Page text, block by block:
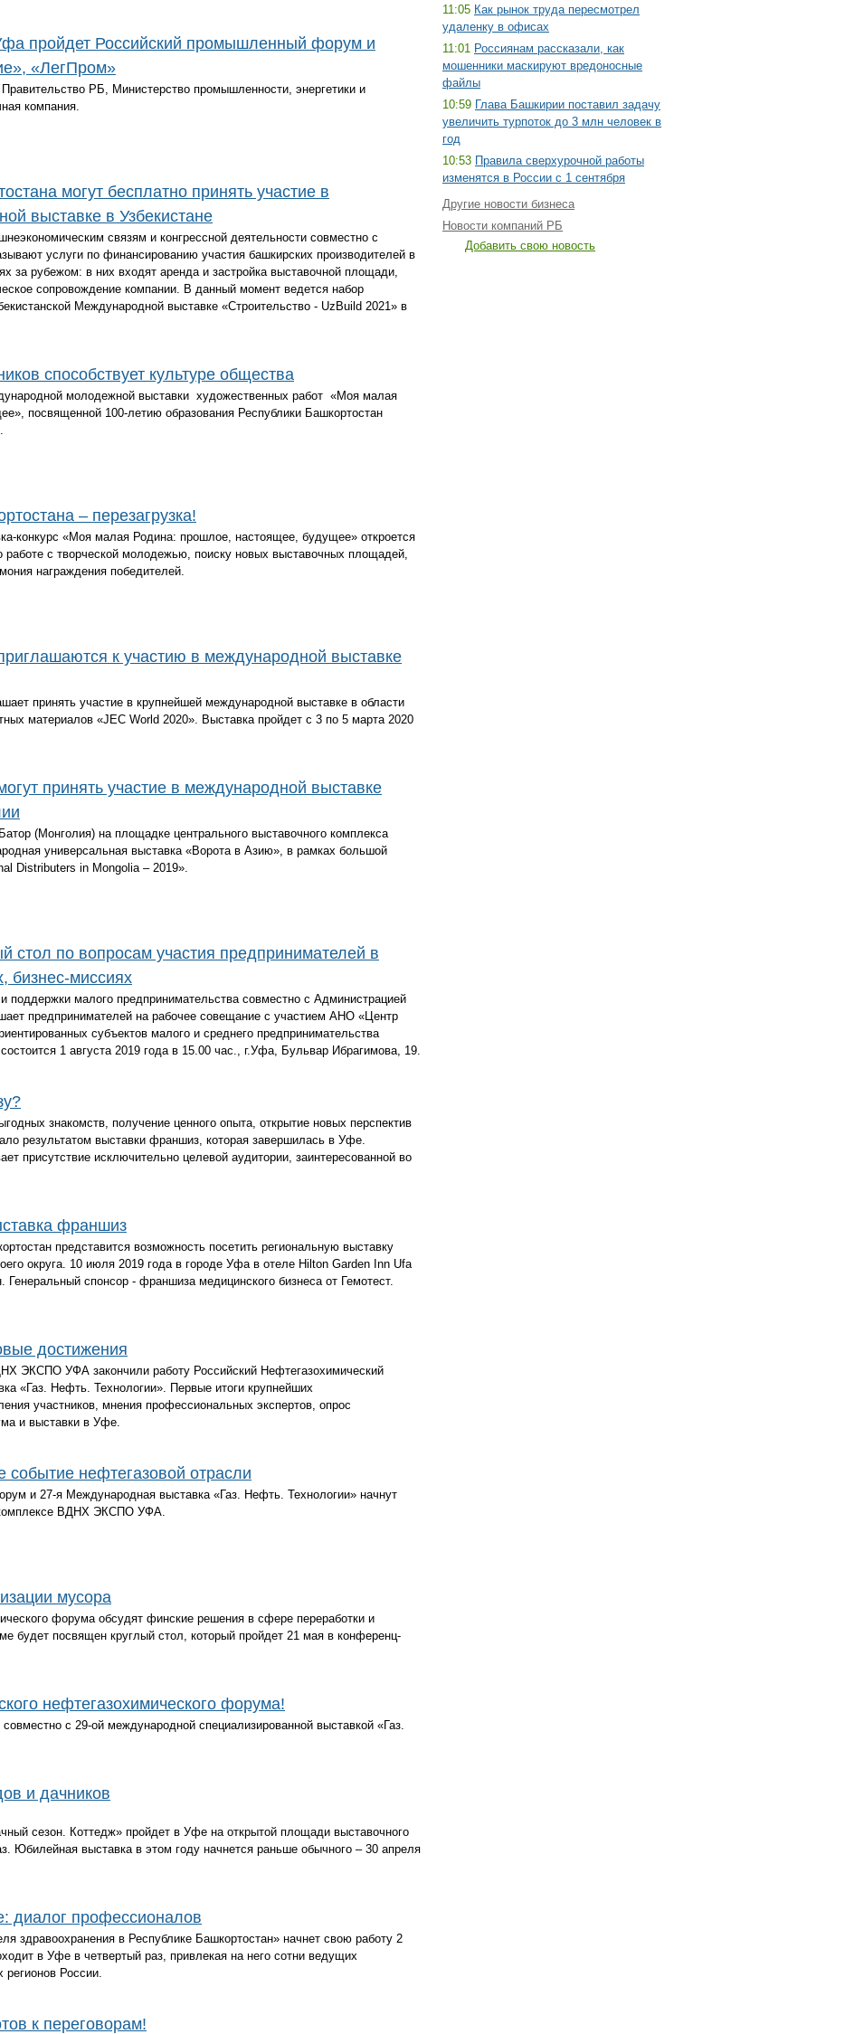
пройдет Российский промышленный форум и
«ЛегПром»
РБ, Министерство промышленности, энергетики и
компания.
могут бесплатно принять участие в
выставке в Узбекистане
связям и конгрессной деятельности совместно с
услуги по финансированию участия башкирских производителей в
за рубежом: в них входят аренда и застройка выставочной площади,
сопровождение компании. В данный момент ведется набор
Международной выставке «Строительство - UzBuild 2021» в
способствует культуре общества
молодежной выставки художественных работ «Моя малая
посвященной 100-летию образования Республики Башкортостан
– перезагрузка!
конкурс «Моя малая Родина: прошлое, настоящее, будущее» откроется
работе с творческой молодежью, поиску новых выставочных площадей,
награждения победителей.
к участию в международной выставке
принять участие в крупнейшей международной выставке в области
материалов «JEC World 2020». Выставка пройдет с 3 по 5 марта 2020
принять участие в международной выставке
(Монголия) на площадке центрального выставочного комплекса
универсальная выставка «Ворота в Азию», в рамках большой
Distributers in Mongolia – 2019».
стол по вопросам участия предпринимателей в
бизнес-миссиях
поддержки малого предпринимательства совместно с Администрацией
предпринимателей на рабочее совещание с участием АНО «Центр
субъектов малого и среднего предпринимательства
1 августа 2019 года в 15.00 час., г.Уфа, Бульвар Ибрагимова, 19.
знакомств, получение ценного опыта, открытие новых перспектив
результатом выставки франшиз, которая завершилась в Уфе.
присутствие исключительно целевой аудитории, заинтересованной во
франшиз
представится возможность посетить региональную выставку
округа. 10 июля 2019 года в городе Уфа в отеле Hilton Garden Inn Ufa
Генеральный спонсор - франшиза медицинского бизнеса от Гемотест.
достижения
ЭКСПО УФА закончили работу Российский Нефтегазохимический
«Газ. Нефть. Технологии». Первые итоги крупнейших
участников, мнения профессиональных экспертов, опрос
и выставки в Уфе.
нефтегазовой отрасли
и 27-я Международная выставка «Газ. Нефть. Технологии» начнут
ВДНХ ЭКСПО УФА.
мусора
форума обсудят финские решения в сфере переработки и
будет посвящен круглый стол, который пройдет 21 мая в конференц-
нефтегазохимического форума!
с 29-ой международной специализированной выставкой «Газ.
и дачников
сезон. Коттедж» пройдет в Уфе на открытой площади выставочного
выставка в этом году начнется раньше обычного – 30 апреля
диалог профессионалов
здравоохранения в Республике Башкортостан» начнет свою работу 2
в Уфе в четвертый раз, привлекая на него сотни ведущих
России.
к переговорам!
11:05 Как рынок труда пересмотрел
удаленку в офисах
11:01 Россиянам рассказали, как
мошенники маскируют вредоносные
файлы
10:59 Глава Башкирии поставил задачу
увеличить турпоток до 3 млн человек в
год
10:53 Правила сверхурочной работы
изменятся в России с 1 сентября
Другие новости бизнеса
Новости компаний РБ
Добавить свою новость